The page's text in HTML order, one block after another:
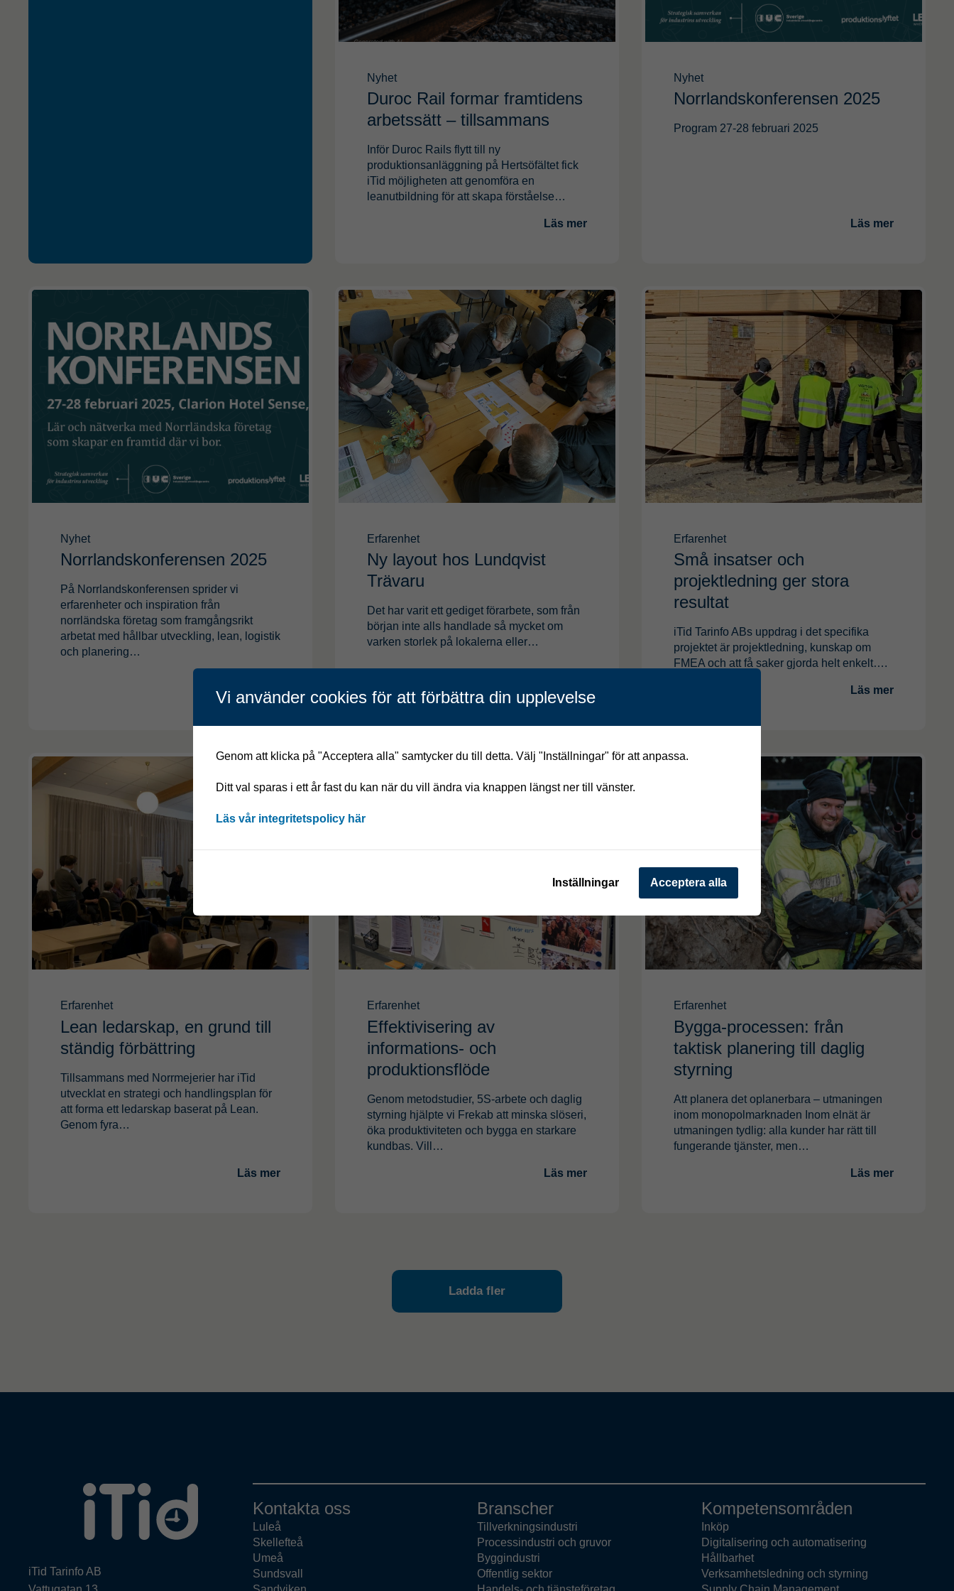
Leverantörsutveckling
Logistik
Säljorganisation​
Nyhet
Duroc Rail formar framtidens
arbetssätt – tillsammans
Inför Duroc Rails flytt till ny
produktionsanläggning på Hertsöfältet fick
iTid möjligheten att genomföra en
leanutbildning för att skapa förståelse…
Läs mer
Nyhet
Norrlandskonferensen 2025
Program 27-28 februari 2025
Läs mer
Nyhet
Norrlandskonferensen 2025
På Norrlandskonferensen sprider vi
erfarenheter och inspiration från
norrländska företag som framgångsrikt
arbetat med hållbar utveckling, lean, logistik
och planering…
Läs mer
Erfarenhet
Ny layout hos Lundqvist
Trävaru
Det har varit ett gediget förarbete, som från
början inte alls handlade så mycket om
varken storlek på lokalerna eller…
Läs mer
Erfarenhet
Små insatser och
projektledning ger stora
resultat
iTid Tarinfo ABs uppdrag i det specifika
projektet är projektledning, kunskap om
FMEA och att få saker gjorda helt enkelt….
Läs mer
Erfarenhet
Lean ledarskap, en grund till
ständig förbättring
Tillsammans med Norrmejerier har iTid
utvecklat en strategi och handlingsplan för
att forma ett ledarskap baserat på Lean.
Genom fyra…
Läs mer
Erfarenhet
Effektivisering av
informations- och
produktionsflöde
Genom metodstudier, 5S-arbete och daglig
styrning hjälpte vi Frekab att minska slöseri,
öka produktiviteten och bygga en starkare
kundbas. Vill…
Läs mer
Erfarenhet
Bygga-processen: från
taktisk planering till daglig
styrning
Att planera det oplanerbara – utmaningen
inom monopolmarknaden Inom elnät är
utmaningen tydlig: alla kunder har rätt till
fungerande tjänster, men…
Läs mer
Ladda fler
iTid Tarinfo AB
Kontakta oss
Luleå
Skellefteå
Umeå
Sundsvall
Branscher
Tillverkningsindustri
Processindustri och gruvor
Byggindustri
Offentlig sektor
Kompetensområden
Inköp
Digitalisering och automatisering
Hållbarhet
Verksamhetsledning och styrning
Vi använder cookies för att förbättra din upplevelse
Genom att klicka på "Acceptera alla" samtycker du till detta. Välj "Inställningar" för att anpassa.
Ditt val sparas i ett år fast du kan när du vill ändra via knappen längst ner till vänster.
Läs vår integritetspolicy här
Inställningar Acceptera alla